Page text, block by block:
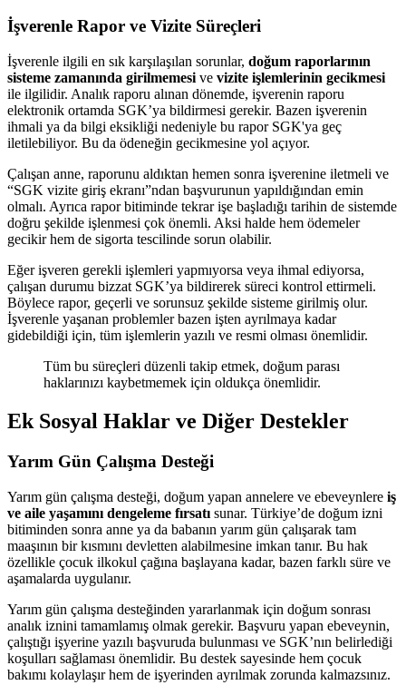
İşverenle Rapor ve Vizite Süreçleri
İşverenle ilgili en sık karşılaşılan sorunlar, doğum raporlarının
sisteme zamanında girilmemesi ve vizite işlemlerinin gecikmesi
ile ilgilidir. Analık raporu alınan dönemde, işverenin raporu
elektronik ortamda SGK’ya bildirmesi gerekir. Bazen işverenin
ihmali ya da bilgi eksikliği nedeniyle bu rapor SGK'ya geç
iletilebiliyor. Bu da ödeneğin gecikmesine yol açıyor.
Çalışan anne, raporunu aldıktan hemen sonra işverenine iletmeli ve
“SGK vizite giriş ekranı”ndan başvurunun yapıldığından emin
olmalı. Ayrıca rapor bitiminde tekrar işe başladığı tarihin de sistemde
doğru şekilde işlenmesi çok önemli. Aksi halde hem ödemeler
gecikir hem de sigorta tescilinde sorun olabilir.
Eğer işveren gerekli işlemleri yapmıyorsa veya ihmal ediyorsa,
çalışan durumu bizzat SGK’ya bildirerek süreci kontrol ettirmeli.
Böylece rapor, geçerli ve sorunsuz şekilde sisteme girilmiş olur.
İşverenle yaşanan problemler bazen işten ayrılmaya kadar
gidebildiği için, tüm işlemlerin yazılı ve resmi olması önemlidir.
Tüm bu süreçleri düzenli takip etmek, doğum parası
haklarınızı kaybetmemek için oldukça önemlidir.
Ek Sosyal Haklar ve Diğer Destekler
Yarım Gün Çalışma Desteği
Yarım gün çalışma desteği, doğum yapan annelere ve ebeveynlere iş
ve aile yaşamını dengeleme fırsatı sunar. Türkiye’de doğum izni
bitiminden sonra anne ya da babanın yarım gün çalışarak tam
maaşının bir kısmını devletten alabilmesine imkan tanır. Bu hak
özellikle çocuk ilkokul çağına başlayana kadar, bazen farklı süre ve
aşamalarda uygulanır.
Yarım gün çalışma desteğinden yararlanmak için doğum sonrası
analık iznini tamamlamış olmak gerekir. Başvuru yapan ebeveynin,
çalıştığı işyerine yazılı başvuruda bulunması ve SGK’nın belirlediği
koşulları sağlaması önemlidir. Bu destek sayesinde hem çocuk
bakımı kolaylaşır hem de işyerinden ayrılmak zorunda kalmazsınız.